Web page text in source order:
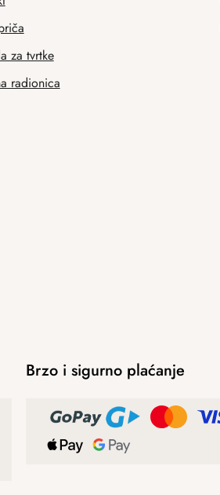
za tvrtke
radionica
Brzo i sigurno plaćanje